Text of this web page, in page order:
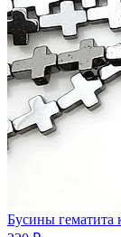
Бусины гематита